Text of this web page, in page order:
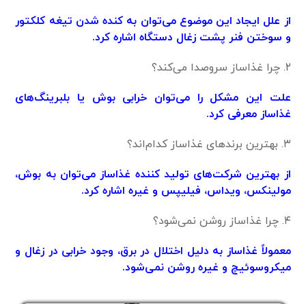
از علل ایجاد این موضوع می‌توان به کنده شدن تیغه کلکتور
و سوختن فنر پشت زغال دستگاه اشاره کرد.
۲. چرا غذاساز سروصدا می‌کند؟
علت این مشکل را می‌توان خرابی بوش یا بلبرینگ‌های
غذاساز معرفی کرد.
۳. بهترین برند‌های غذاساز کدام‌اند؟
از بهترین شرکت‌های تولید کننده غذاساز می‌توان به بوش،
مولینکس، ویداس، فیلیپس و غیره اشاره کرد.
۴. چرا غذاساز روشن نمی‌شود؟
معمولاً غذاساز به دلیل اختلال در برق، وجود خرابی در زغال و
میکروسوئیچ و غیره روشن نمی‌شود.